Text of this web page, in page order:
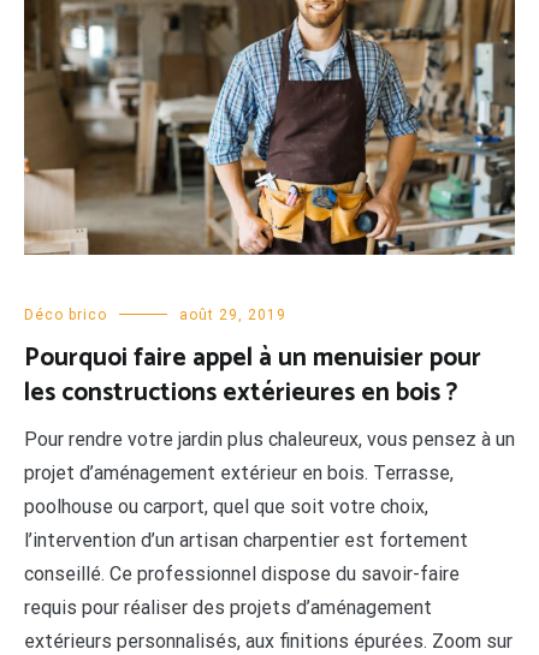
Déco brico août 29, 2019
Pourquoi faire appel à un menuisier pour
les constructions extérieures en bois ?
Pour rendre votre jardin plus chaleureux, vous pensez à un
projet d’aménagement extérieur en bois. Terrasse,
poolhouse ou carport, quel que soit votre choix,
l’intervention d’un artisan charpentier est fortement
conseillé. Ce professionnel dispose du savoir-faire
requis pour réaliser des projets d’aménagement
extérieurs personnalisés, aux finitions épurées. Zoom sur